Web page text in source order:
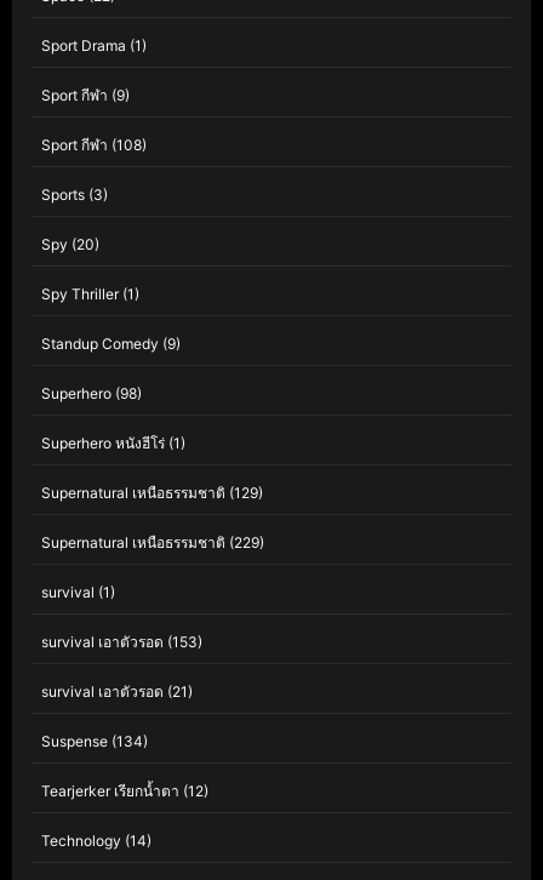
Sport Drama (1)
Sport กีฬา (9)
Sport กีฬา (108)
Sports (3)
Spy (20)
Spy Thriller(1)
Standup Comedy (9)
Superhero (98)
Superhero หนังฮีโร่ (1)
Supernatural เหนือธรรมชาติ (129)
Supernatural เหนือธรรมชาติ (229)
survival (1)
survival เอาตัวรอด (153)
survival เอาตัวรอด (21)
Suspense (134)
Tearjerker เรียกน้ำตา (12)
Technology (14)